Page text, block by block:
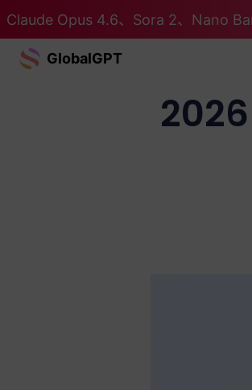
Claude Opus 4.6、Sora 2、Nano
GlobalGPT